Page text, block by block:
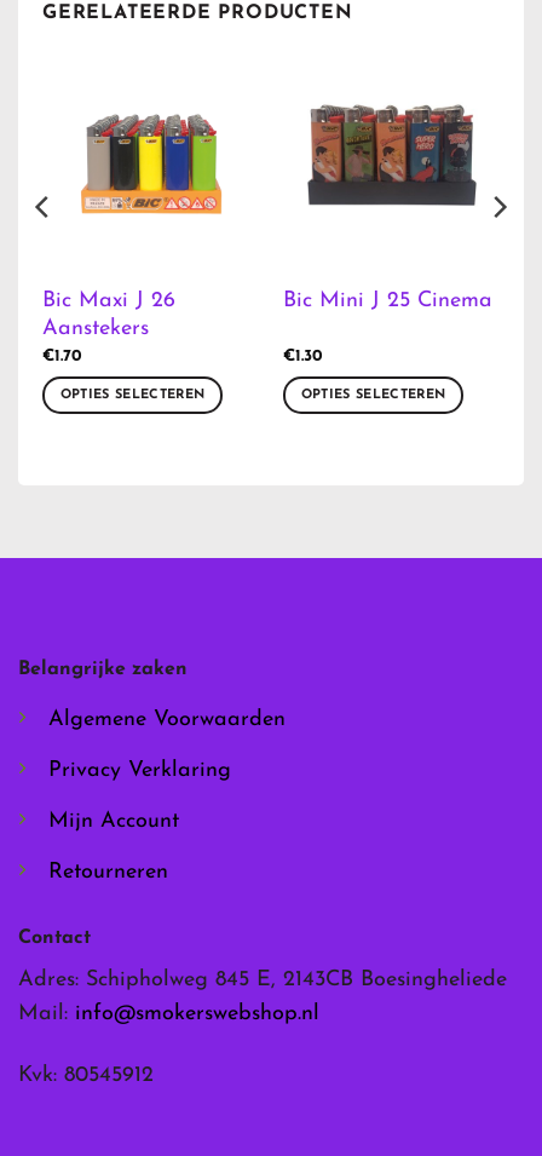
GERELATEERDE PRODUCTEN
Bic Maxi J 26
Aanstekers
€1.70
OPTIES SELECTEREN
op
de
productpagina
Bic Mini J 25 Cinema
€1.30
OPTIES SELECTEREN
Belangrijke zaken
Algemene Voorwaarden
Privacy Verklaring
Mijn Account
Retourneren
Contact
Adres: Schipholweg 845 E, 2143CB Boesingheliede
Mail: info@smokerswebshop.nl
Kvk: 80545912